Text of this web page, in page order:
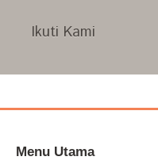
Ikuti Kami
Menu Utama